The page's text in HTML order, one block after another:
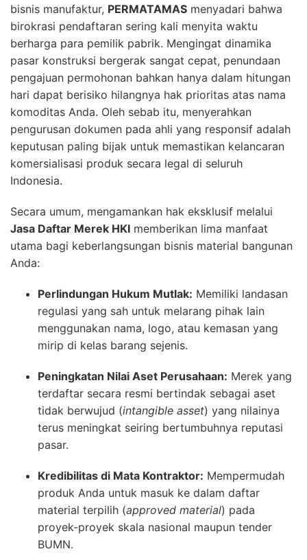
bisnis manufaktur, PERMATAMAS menyadari bahwa
birokrasi pendaftaran sering kali menyita waktu
berharga para pemilik pabrik. Mengingat dinamika
pasar konstruksi bergerak sangat cepat, penundaan
pengajuan permohonan bahkan hanya dalam hitungan
hari dapat berisiko hilangnya hak prioritas atas nama
komoditas Anda. Oleh sebab itu, menyerahkan
pengurusan dokumen pada ahli yang responsif adalah
keputusan paling bijak untuk memastikan kelancaran
komersialisasi produk secara legal di seluruh
Indonesia.
Secara umum, mengamankan hak eksklusif melalui
Jasa Daftar Merek HKI memberikan lima manfaat
utama bagi keberlangsungan bisnis material bangunan
Anda:
Perlindungan Hukum Mutlak: Memiliki landasan
regulasi yang sah untuk melarang pihak lain
menggunakan nama, logo, atau kemasan yang
mirip di kelas barang sejenis.
Peningkatan Nilai Aset Perusahaan: Merek yang
terdaftar secara resmi bertindak sebagai aset
tidak berwujud (intangible asset) yang nilainya
terus meningkat seiring bertumbuhnya reputasi
pasar.
Kredibilitas di Mata Kontraktor: Mempermudah
produk Anda untuk masuk ke dalam daftar
material terpilih (approved material) pada
proyek-proyek skala nasional maupun tender
BUMN.